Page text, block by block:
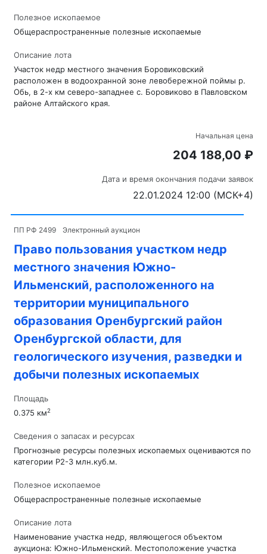
Полезное ископаемое
Общераспространенные полезные ископаемые
Описание лота
Участок недр местного значения Боровиковский
расположен в водоохранной зоне левобережной поймы р.
Обь, в 2-х км северо-западнее с. Боровиково в Павловском
районе Алтайского края.
Начальная цена
204 188,00 ₽
Дата и время окончания подачи заявок
22.01.2024 12:00 (МСК+4)
ПП РФ 2499 Электронный аукцион
Право пользования участком недр
местного значения Южно-
Ильменский, расположенного на
территории муниципального
образования Оренбургский район
Оренбургской области, для
геологического изучения, разведки и
добычи полезных ископаемых
Площадь
0.375 км2
Сведения о запасах и ресурсах
Прогнозные ресурсы полезных ископаемых оцениваются по
категории Р2-3 млн.куб.м.
Полезное ископаемое
Общераспространенные полезные ископаемые
Описание лота
Наименование участка недр, являющегося объектом
аукциона: Южно-Ильменский. Местоположение участка